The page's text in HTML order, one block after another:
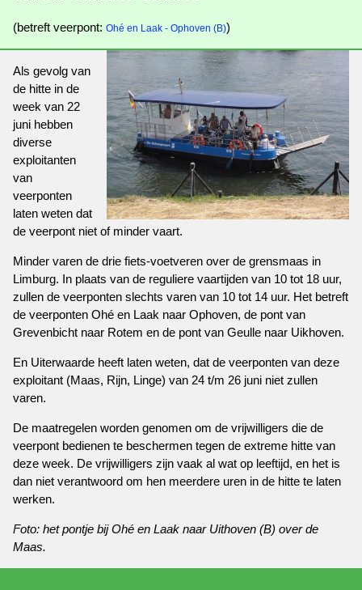
(betreft veerpont: Ohé en Laak - Ophoven (B))
Als gevolg van
de hitte in de
week van 22
juni hebben
diverse
exploitanten
van
veerponten
laten weten dat
de veerpont niet of minder vaart.
Minder varen de drie fiets-voetveren over de grensmaas in
Limburg. In plaats van de reguliere vaartijden van 10 tot 18 uur,
zullen de veerponten slechts varen van 10 tot 14 uur. Het betreft
de veerponten Ohé en Laak naar Ophoven, de pont van
Grevenbicht naar Rotem en de pont van Geulle naar Uikhoven.
En Uiterwaarde heeft laten weten, dat de veerponten van deze
exploitant (Maas, Rijn, Linge) van 24 t/m 26 juni niet zullen
varen.
De maatregelen worden genomen om de vrijwilligers die de
veerpont bedienen te beschermen tegen de extreme hitte van
deze week. De vrijwilligers zijn vaak al wat op leeftijd, en het is
dan niet verantwoord om hen meerdere uren in de hitte te laten
werken.
Foto: het pontje bij Ohé en Laak naar Uithoven (B) over de
Maas.